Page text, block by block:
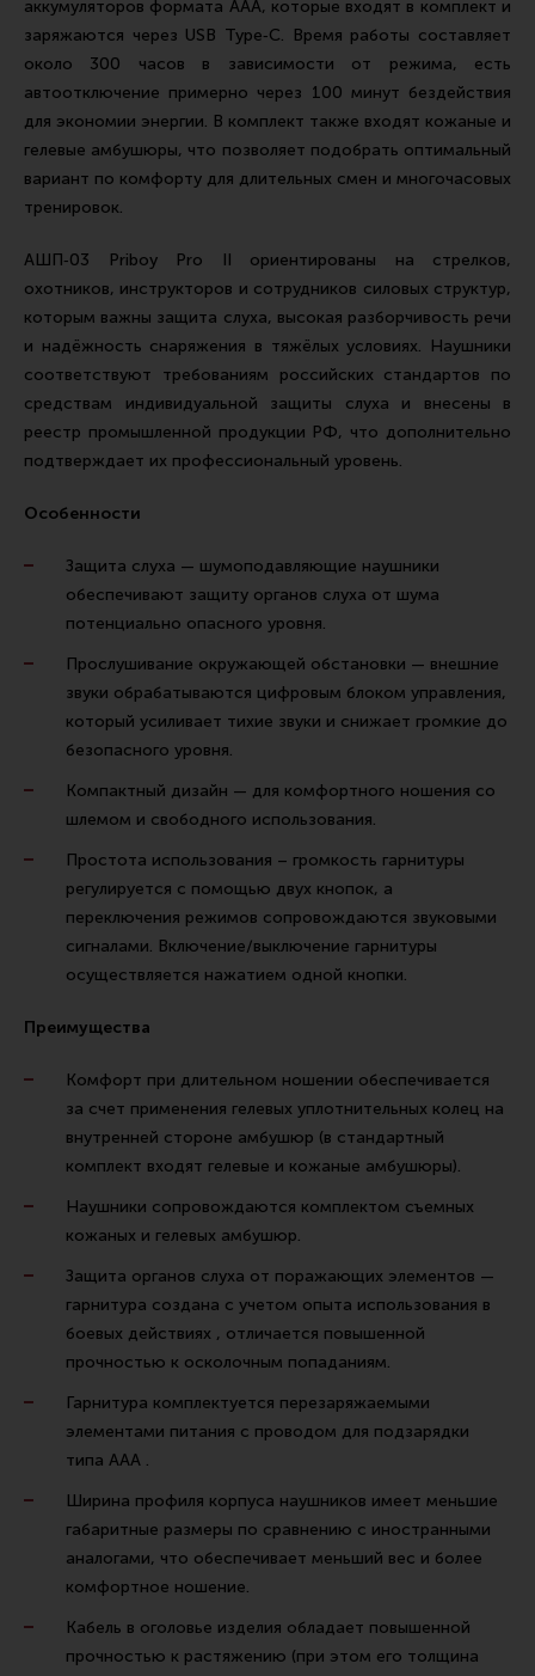
аккумуляторов формата AAA, которые входят в комплект и
заряжаются через USB Type‑C. Время работы составляет
около 300 часов в зависимости от режима, есть
автоотключение примерно через 100 минут бездействия
для экономии энергии. В комплект также входят кожаные и
гелевые амбушюры, что позволяет подобрать оптимальный
вариант по комфорту для длительных смен и многочасовых
тренировок.
АШП‑03 Priboy Pro II ориентированы на стрелков,
охотников, инструкторов и сотрудников силовых структур,
которым важны защита слуха, высокая разборчивость речи
и надёжность снаряжения в тяжёлых условиях. Наушники
соответствуют требованиям российских стандартов по
средствам индивидуальной защиты слуха и внесены в
реестр промышленной продукции РФ, что дополнительно
подтверждает их профессиональный уровень.
Особенности
Защита слуха — шумоподавляющие наушники
обеспечивают защиту органов слуха от шума
потенциально опасного уровня.
Прослушивание окружающей обстановки — внешние
звуки обрабатываются цифровым блоком управления,
который усиливает тихие звуки и снижает громкие до
безопасного уровня.
Компактный дизайн — для комфортного ношения со
шлемом и свободного использования.
Простота использования – громкость гарнитуры
регулируется с помощью двух кнопок, а
переключения режимов сопровождаются звуковыми
сигналами. Включение/выключение гарнитуры
осуществляется нажатием одной кнопки.
Преимущества
Комфорт при длительном ношении обеспечивается
за счет применения гелевых уплотнительных колец на
внутренней стороне амбушюр (в стандартный
комплект входят гелевые и кожаные амбушюры).
Наушники сопровождаются комплектом съемных
кожаных и гелевых амбушюр.
Защита органов слуха от поражающих элементов —
гарнитура создана с учетом опыта использования в
боевых действиях , отличается повышенной
прочностью к осколочным попаданиям.
Гарнитура комплектуется перезаряжаемыми
элементами питания с проводом для подзарядки
типа AAA .
Ширина профиля корпуса наушников имеет меньшие
габаритные размеры по сравнению с иностранными
аналогами, что обеспечивает меньший вес и более
комфортное ношение.
Кабель в оголовье изделия обладает повышенной
прочностью к растяжению (при этом его толщина